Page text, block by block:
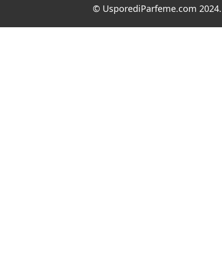
© UsporediParfeme.com